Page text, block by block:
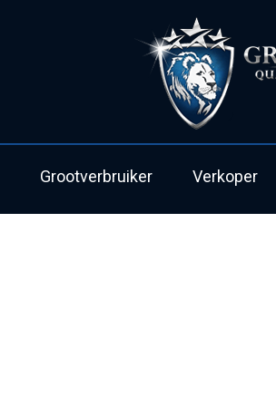
Grootverbruiker Verkoper